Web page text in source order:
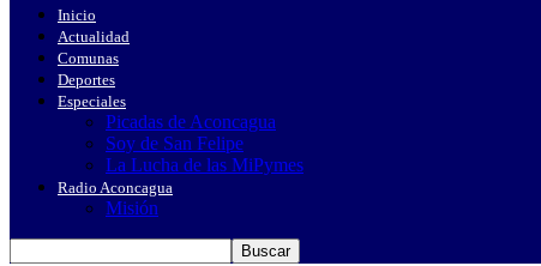
Inicio
Actualidad
Comunas
Deportes
Especiales
Picadas de Aconcagua
Soy de San Felipe
La Lucha de las MiPymes
Radio Aconcagua
Misión